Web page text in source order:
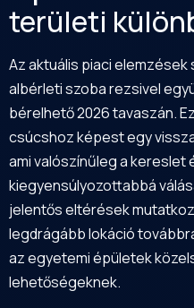
területi
Az aktuális piaci
albérleti szoba rezsivel
bérelhető 2026 tavaszán.
csúcshoz képest egy
ami valószínűleg a kereslet
kiegyensúlyozottabbá
jelentős eltérések
legdrágább lokáció
az egyetemi épületek
lehetőségeknek.